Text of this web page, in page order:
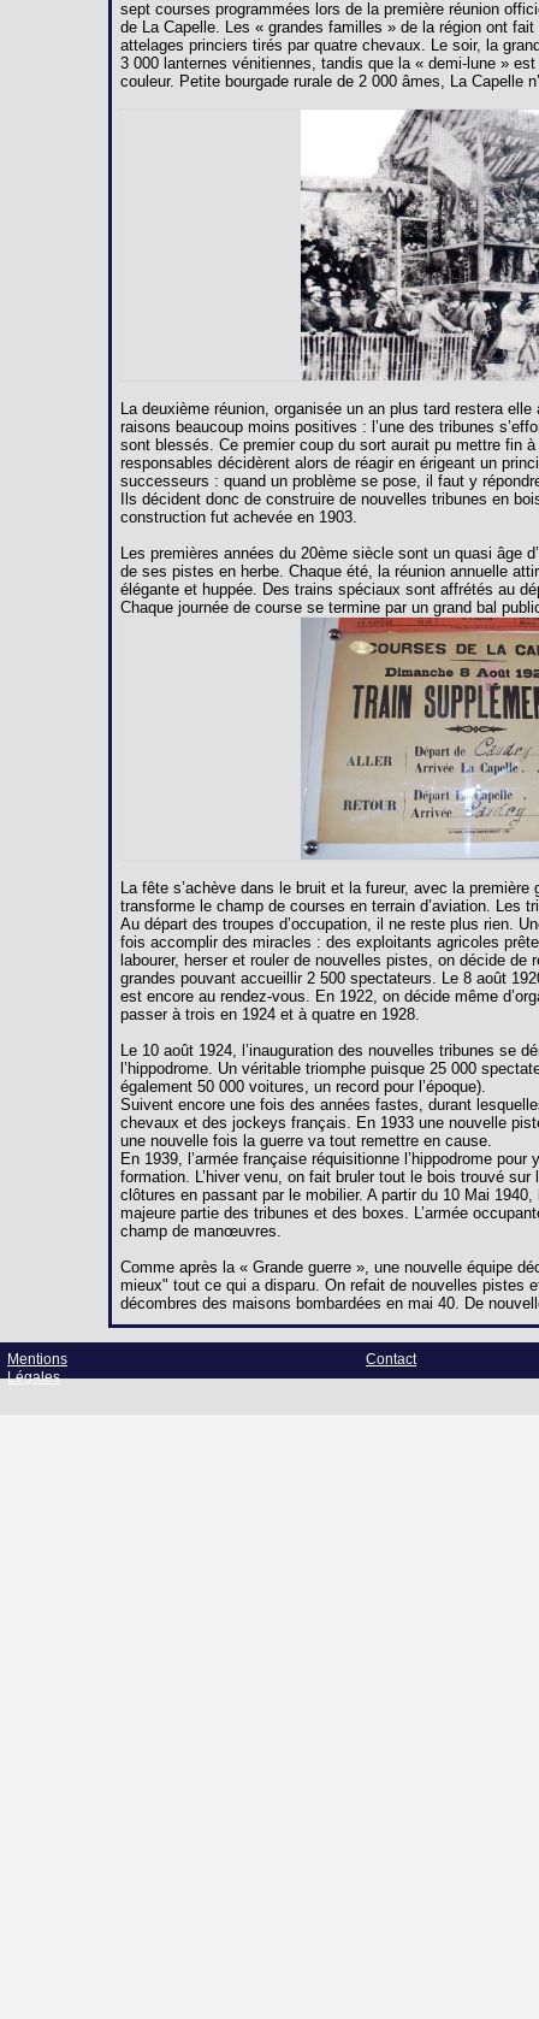
sept courses programmées lors de la première réunion
de La Capelle. Les « grandes familles » de la région ont
attelages princiers tirés par quatre chevaux. Le soir, la
3 000 lanternes vénitiennes, tandis que la « demi-lune »
couleur. Petite bourgade rurale de 2 000 âmes, La Capelle
La deuxième réunion, organisée un an plus tard restera
raisons beaucoup moins positives : l’une des tribunes
sont blessés. Ce premier coup du sort aurait pu mettre fin à
responsables décidèrent alors de réagir en érigeant un
successeurs : quand un problème se pose, il faut y
Ils décident donc de construire de nouvelles tribunes en
construction fut achevée en 1903.
Les premières années du 20ème siècle sont un quasi âge
de ses pistes en herbe. Chaque été, la réunion annuelle
élégante et huppée. Des trains spéciaux sont affrétés au
Chaque journée de course se termine par un grand bal
La fête s’achève dans le bruit et la fureur, avec la première
transforme le champ de courses en terrain d’aviation. Les
Au départ des troupes d’occupation, il ne reste plus rien.
fois accomplir des miracles : des exploitants agricoles
labourer, herser et rouler de nouvelles pistes, on décide de
grandes pouvant accueillir 2 500 spectateurs. Le 8 août
est encore au rendez-vous. En 1922, on décide même
passer à trois en 1924 et à quatre en 1928.
Le 10 août 1924, l’inauguration des nouvelles tribunes se
l’hippodrome. Un véritable triomphe puisque 25 000
également 50 000 voitures, un record pour l’époque).
Suivent encore une fois des années fastes, durant
chevaux et des jockeys français. En 1933 une nouvelle
une nouvelle fois la guerre va tout remettre en cause.
En 1939, l’armée française réquisitionne l’hippodrome
formation. L’hiver venu, on fait bruler tout le bois trouvé
clôtures en passant par le mobilier. A partir du 10 Mai
majeure partie des tribunes et des boxes. L’armée
champ de manœuvres.
Comme après la « Grande guerre », une nouvelle équipe
mieux" tout ce qui a disparu. On refait de nouvelles pistes
décombres des maisons bombardées en mai 40. De
Mentions
Légales
Contact